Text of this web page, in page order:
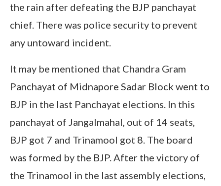
the rain after defeating the BJP panchayat
chief. There was police security to prevent
any untoward incident.
It may be mentioned that Chandra Gram
Panchayat of Midnapore Sadar Block went to
BJP in the last Panchayat elections. In this
panchayat of Jangalmahal, out of 14 seats,
BJP got 7 and Trinamool got 8. The board
was formed by the BJP. After the victory of
the Trinamool in the last assembly elections,